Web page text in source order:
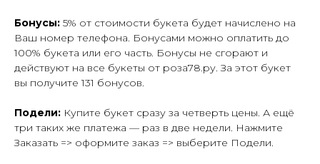
Бонусы: 5% от стоимости букета будет начислено на
Ваш номер телефона. Бонусами можно оплатить до
100% букета или его часть. Бонусы не сгорают и
действуют на все букеты от роза78.ру. За этот букет
вы получите 131 бонусов.
Подели: Купите букет сразу за четверть цены. А ещё
три таких же платежа — раз в две недели. Нажмите
Заказать => оформите заказ => выберите Подели.